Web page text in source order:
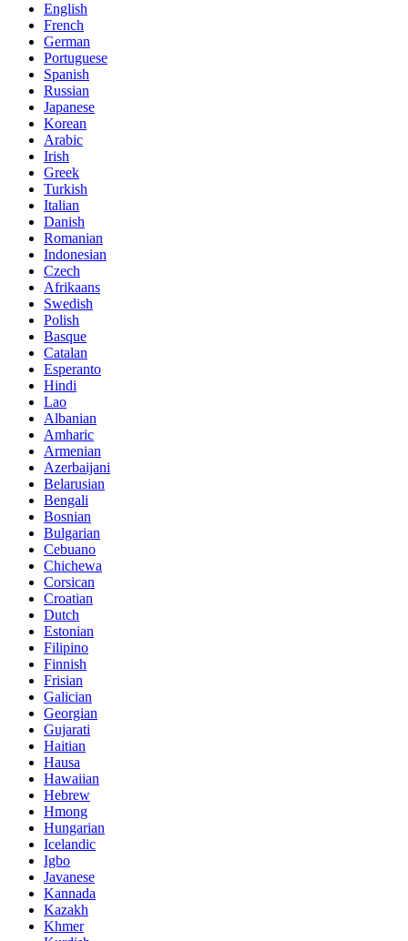
English
French
German
Portuguese
Spanish
Russian
Japanese
Korean
Arabic
Irish
Greek
Turkish
Italian
Danish
Romanian
Indonesian
Czech
Afrikaans
Swedish
Polish
Basque
Catalan
Esperanto
Hindi
Lao
Albanian
Amharic
Armenian
Azerbaijani
Belarusian
Bengali
Bosnian
Bulgarian
Cebuano
Chichewa
Corsican
Croatian
Dutch
Estonian
Filipino
Finnish
Frisian
Galician
Georgian
Gujarati
Haitian
Hausa
Hawaiian
Hebrew
Hmong
Hungarian
Icelandic
Igbo
Javanese
Kannada
Kazakh
Khmer